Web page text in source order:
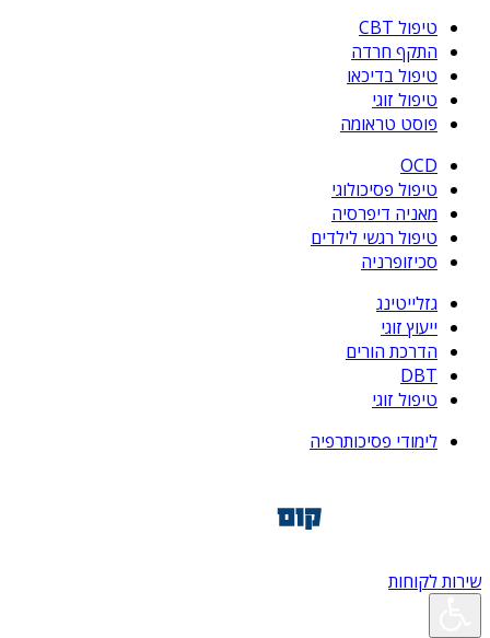
טיפול CBT
התקף חרדה
טיפול בדיכאו
טיפול זוגי
פוסט טראומה
OCD
טיפול פסיכולוגי
מאניה דיפרסיה
טיפול רגשי לילדים
סכיזופרניה
גזלייטינג
ייעוץ זוגי
הדרכת הורים
DBT
טיפול זוגי
לימודי פסיכותרפיה
שירות לקוחות